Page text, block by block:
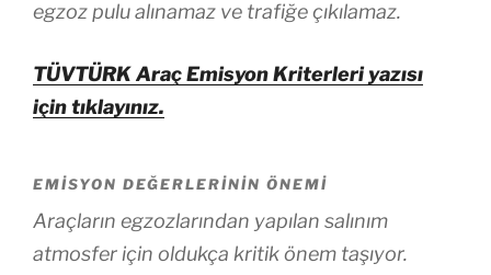
egzoz pulu alınamaz ve trafiğe çıkılamaz.
TÜVTÜRK Araç Emisyon Kriterleri yazısı
için tıklayınız.
EMISYON DEĞERLERININ ÖNEMI
Araçların egzozlarından yapılan salınım
atmosfer için oldukça kritik önem taşıyor.